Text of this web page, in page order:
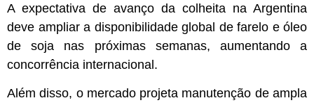
A expectativa de avanço da colheita na Argentina
deve ampliar a disponibilidade global de farelo e óleo
de soja nas próximas semanas, aumentando a
concorrência internacional.
Além disso, o mercado projeta manutenção de ampla